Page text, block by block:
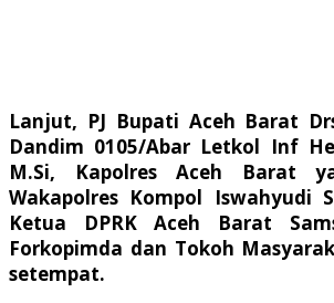
Lanjut, PJ Bupati Aceh Barat
Dandim 0105/Abar Letkol Inf
M.Si, Kapolres Aceh Barat
Wakapolres Kompol Iswahyudi
Ketua DPRK Aceh Barat
Forkopimda dan Tokoh
setempat.